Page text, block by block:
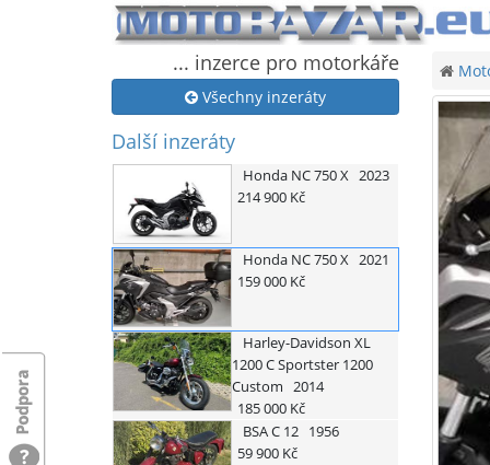
... inzerce pro motorkáře
Všechny inzeráty
Další inzeráty
HondaNC 750 X 2023
214 900 Kč
HondaNC 750 X 2021
159 000 Kč
Harley-Davidson XL
1200 C Sportster 1200
Custom 2014
185 000 Kč
BSAC 12 1956
59 900 Kč